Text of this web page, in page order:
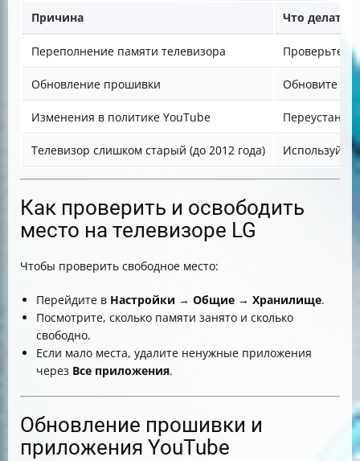
Причина Что делать
Переполнение памяти телевизора Проверьте
Обновление прошивки Обновите
Изменения в политике YouTube
Телевизор слишком старый (до 2012 года)
Как проверить и освободить
место на телевизоре LG
Чтобы проверить свободное место:
Перейдите в Настройки → Общие → Хранилище.
Посмотрите, сколько памяти занято и сколько
свободно.
Если мало места, удалите ненужные приложения
через Все приложения.
Обновление прошивки и
приложения YouTube